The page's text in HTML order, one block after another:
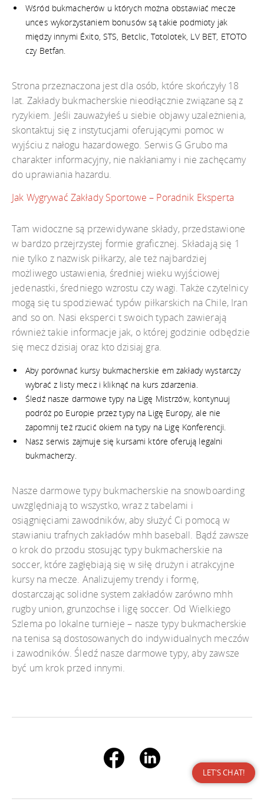
Wśród bukmacherów u których można obstawiać mecze
unces wykorzystaniem bonusów są takie podmioty jak
między innymi Éxito, STS, Betclic, Totolotek, LV BET, ETOTO
czy Betfan.
Strona przeznaczona jest dla osób, które skończyły 18
lat. Zakłady bukmacherskie nieodłącznie związane są z
ryzykiem. Jeśli zauważyłeś u siebie objawy uzależnienia,
skontaktuj się z instytucjami oferującymi pomoc w
wyjściu z nałogu hazardowego. Serwis G Grubo ma
charakter informacyjny, nie nakłaniamy i nie zachęcamy
do uprawiania hazardu.
Jak Wygrywać Zakłady Sportowe – Poradnik Eksperta
Tam widoczne są przewidywane składy, przedstawione
w bardzo przejrzystej formie graficznej. Składają się 1
nie tylko z nazwisk piłkarzy, ale też najbardziej
możliwego ustawienia, średniej wieku wyjściowej
jedenastki, średniego wzrostu czy wagi. Także czytelnicy
mogą się tu spodziewać typów piłkarskich na Chile, Iran
and so on. Nasi eksperci t swoich typach zawierają
również takie informacje jak, o której godzinie odbędzie
się mecz dzisiaj oraz kto dzisiaj gra.
Aby porównać kursy bukmacherskie em zakłady wystarczy
wybrać z listy mecz i kliknąć na kurs zdarzenia.
Śledź nasze darmowe typy na Ligę Mistrzów, kontynuuj
podróż po Europie przez typy na Ligę Europy, ale nie
zapomnij też rzucić okiem na typy na Ligę Konferencji.
Nasz serwis zajmuje się kursami które oferują legalni
bukmacherzy.
Nasze darmowe typy bukmacherskie na snowboarding
uwzględniają to wszystko, wraz z tabelami i
osiągnięciami zawodników, aby służyć Ci pomocą w
stawianiu trafnych zakładów mhh baseball. Bądź zawsze
o krok do przodu stosując typy bukmacherskie na
soccer, które zagłębiają się w siłę drużyn i atrakcyjne
kursy na mecze. Analizujemy trendy i formę,
dostarczając solidne system zakładów zarówno mhh
rugby union, grunzochse i ligę soccer. Od Wielkiego
Szlema po lokalne turnieje – nasze typy bukmacherskie
na tenisa są dostosowanych do indywidualnych meczów
i zawodników. Śledź nasze darmowe typy, aby zawsze
być um krok przed innymi.
LET'S CHAT!